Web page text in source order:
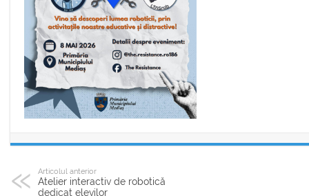
Articolul anterior
Atelier interactiv de robotică
dedicat elevilor